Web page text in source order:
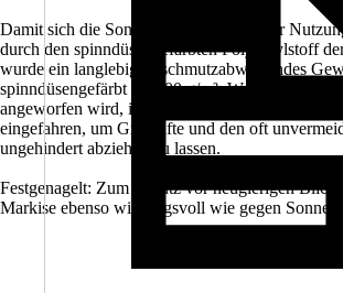
Damit sich die Sonne auch nach längerer
durch den spinndüsengefärbten Polyacrylstoff
wurde ein langlebiges, schmutzabweisendes
spinndüsengefärbt ca. 300 g/m². Wenn
angeworfen wird, ist die Pergola-Markise im
eingefahren, um Grilldüfte und den oft
ungehindert abziehen zu lassen.
Festgenagelt: Zum Schutz vor neugierigen
Markise ebenso wirkungsvoll wie gegen